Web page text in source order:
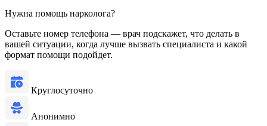
Нужна помощь нарколога?
Оставьте номер телефона — врач подскажет, что делать в
вашей ситуации, когда лучше вызвать специалиста и какой
формат помощи подойдет.
Круглосуточно
Анонимно